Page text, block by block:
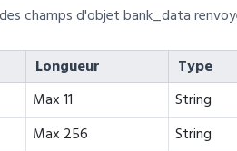
champs d'objet bank_data
Longueur
Type
Max 11
String
Max 256
String